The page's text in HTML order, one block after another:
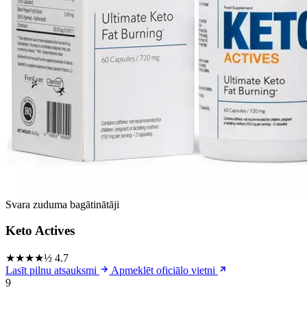
Svara zuduma bagātinātāji
Keto Actives
★★★★½ 4.7
Lasīt pilnu atsauksmi
Apmeklēt oficiālo vietni
9